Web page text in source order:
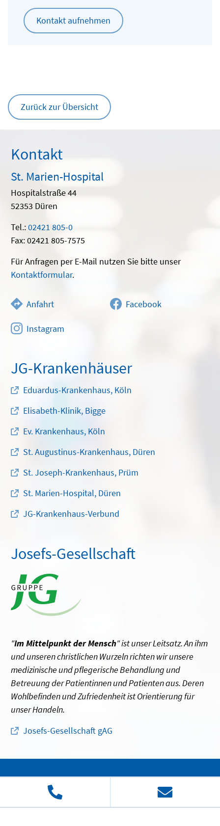
Kontakt aufnehmen
Zurück zur Übersicht
Kontakt
St. Marien-Hospital
Hospitalstraße 44
52353 Düren
Tel.:02421 805-0
Fax: 02421 805-7575
Für Anfragen per E-Mail nutzen Sie bitte unser
Kontaktformular.
Anfahrt Facebook
Instagram
JG-Krankenhäuser
Eduardus-Krankenhaus, Köln
Elisabeth-Klinik, Bigge
Ev. Krankenhaus, Köln
St. Augustinus-Krankenhaus, Düren
St. Joseph-Krankenhaus, Prüm
St. Marien-Hospital, Düren
JG-Krankenhaus-Verbund
Josefs-Gesellschaft
"Im Mittelpunkt der Mensch" ist unser Leitsatz. An ihm
und unseren christlichen Wurzeln richten wir unsere
medizinische und pflegerische Behandlung und
Betreuung der Patientinnen und Patienten aus. Deren
Wohlbefinden und Zufriedenheit ist Orientierung für
unser Handeln.
Josefs-Gesellschaft gAG